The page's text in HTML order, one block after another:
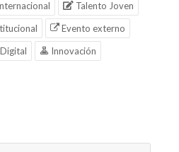
Talento Joven
Evento externo
Innovación